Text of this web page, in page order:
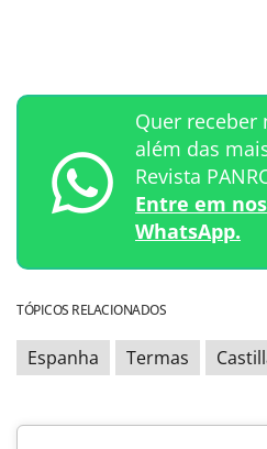
Quer receber
além das
Revista
Entre em
WhatsApp.
TÓPICOS RELACIONADOS
Espanha Termas